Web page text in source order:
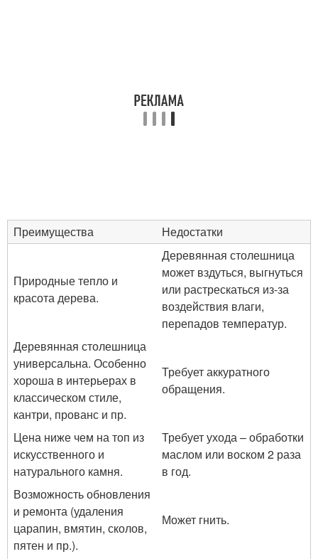
Преимущества Недостатки
Природные тепло и
красота дерева.
Деревянная столешница
может вздуться, выгнуться
или растрескаться из-за
воздействия влаги,
перепадов температур.
Деревянная столешница
универсальна. Особенно
хороша в интерьерах в
классическом стиле,
кантри, прованс и пр.
Требует аккуратного
обращения.
Цена ниже чем на топ из
искусственного и
натурального камня.
Требует ухода – обработки
маслом или воском 2 раза
в год.
Возможность обновления
и ремонта (удаления
царапин, вмятин, сколов,
пятен и пр.).
Может гнить.